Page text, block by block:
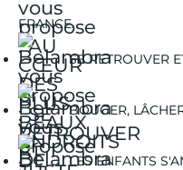
FRANCE.
SE RETROUVER
BOUGER,
LES ENFANTS